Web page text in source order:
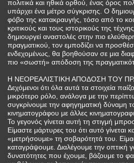
πολιτικά και ηθικά ορθού, ένας όρος
υπάρχει ένα μέτρο σύγκρισης. Ο
φόβο της κατακραυγής, τόσο από το
κριτικούς και τους ιστορικούς της
δημιουργεί αναστολές στην πιο
πραγματικού, τον εμποδίζει να
ενδεχομένως, θα βοηθούσαν σε μια
πιο «σωστή» απόδοση της
Η ΝΕΟΡΕΑΛΙΣΤΙΚΗ ΑΠΟΔΟΣΗ ΤΟΥ
Δεχόμενοι ότι όλα αυτά τα στοιχεία
μικρότερο ρόλο, ανάλογα με την
συγκρίνουμε την αφηγηματική δύναμη
κινηματογράφου με άλλες
Το γεγονός γίνεται αυτή τη στιγμή
Είμαστε μάρτυρες του ότι αυτό γίνεται
«μετρήσουμε» τη σοβαρότητά του.
καταγράψουμε. Διαλέγουμε την οπτική
δυνατότητες που έχουμε, βάζουμε το